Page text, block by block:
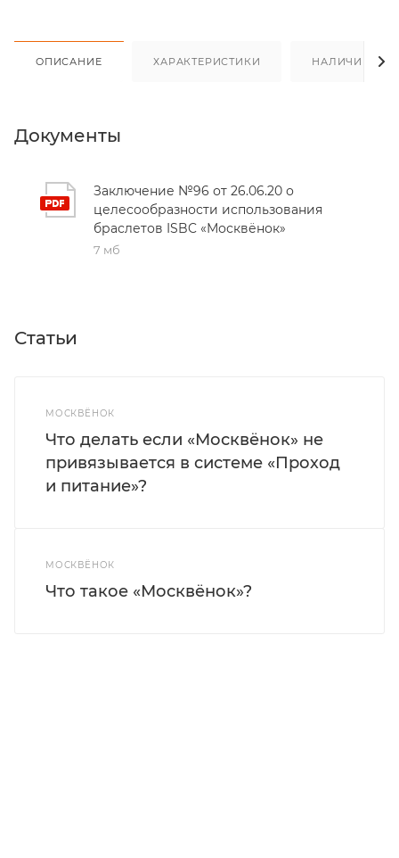
ОПИСАНИЕ ХАРАКТЕРИСТИКИ НАЛИЧИЕ
Документы
Заключение №96 от 26.06.20 о
целесообразности использования
браслетов ISBC «Москвёнок»
7 мб
Статьи
МОСКВЁНОК
Что делать если «Москвёнок» не
привязывается в системе «Проход
и питание»?
МОСКВЁНОК
Что такое «Москвёнок»?